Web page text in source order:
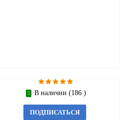
В наличии (186 )
ПОДПИСАТЬСЯ